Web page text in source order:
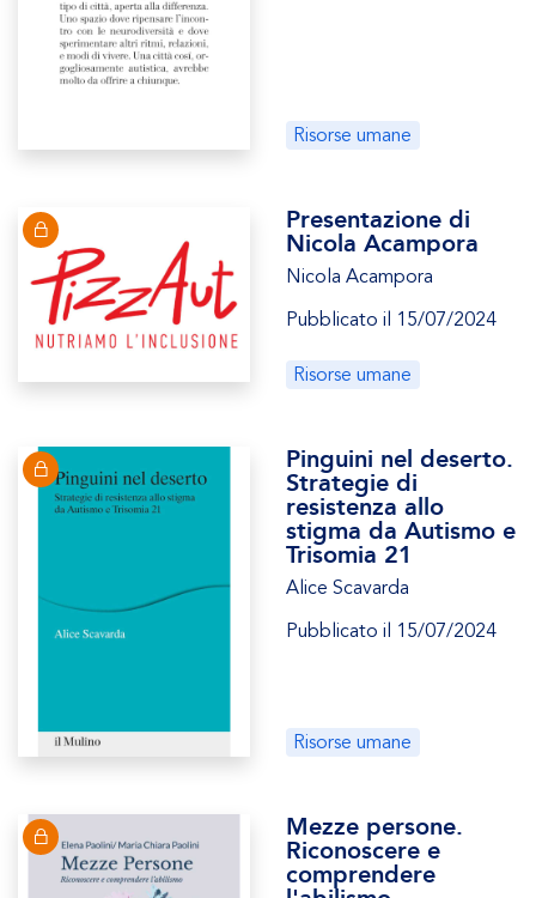
Risorse umane
Presentazione di
Nicola Acampora
Nicola Acampora
Pubblicato il 15/07/2024
Risorse umane
Pinguini nel deserto.
Strategie di
resistenza allo
stigma da Autismo e
Trisomia 21
Alice Scavarda
Pubblicato il 15/07/2024
Risorse umane
Mezze persone.
Riconoscere e
comprendere